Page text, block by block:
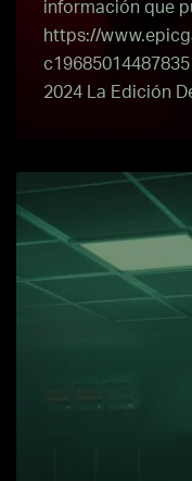
información que
https://
2024 La Edición